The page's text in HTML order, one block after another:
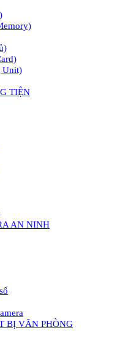
Unit)
TIỆN
AN NINH
BỊ VĂN PHÒNG